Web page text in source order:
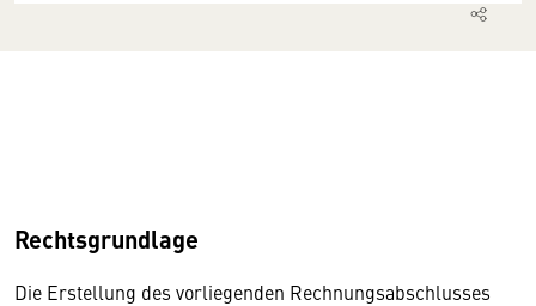
Rechtsgrundlage
Die Erstellung des vorliegenden Rechnungsabschlusses